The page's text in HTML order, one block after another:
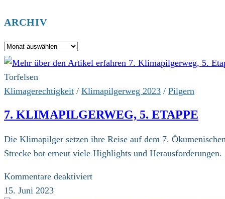
ARCHIV
Archiv
Torfelsen
Klimagerechtigkeit / Klimapilgerweg 2023 / Pilgern
7. KLIMAPILGERWEG, 5. ETAPPE
Die Klimapilger setzen ihre Reise auf dem 7.
Strecke bot erneut viele Highlights und
Kommentare deaktiviertfür
15. Juni 2023